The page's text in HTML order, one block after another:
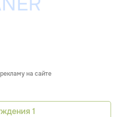
на сайте
1